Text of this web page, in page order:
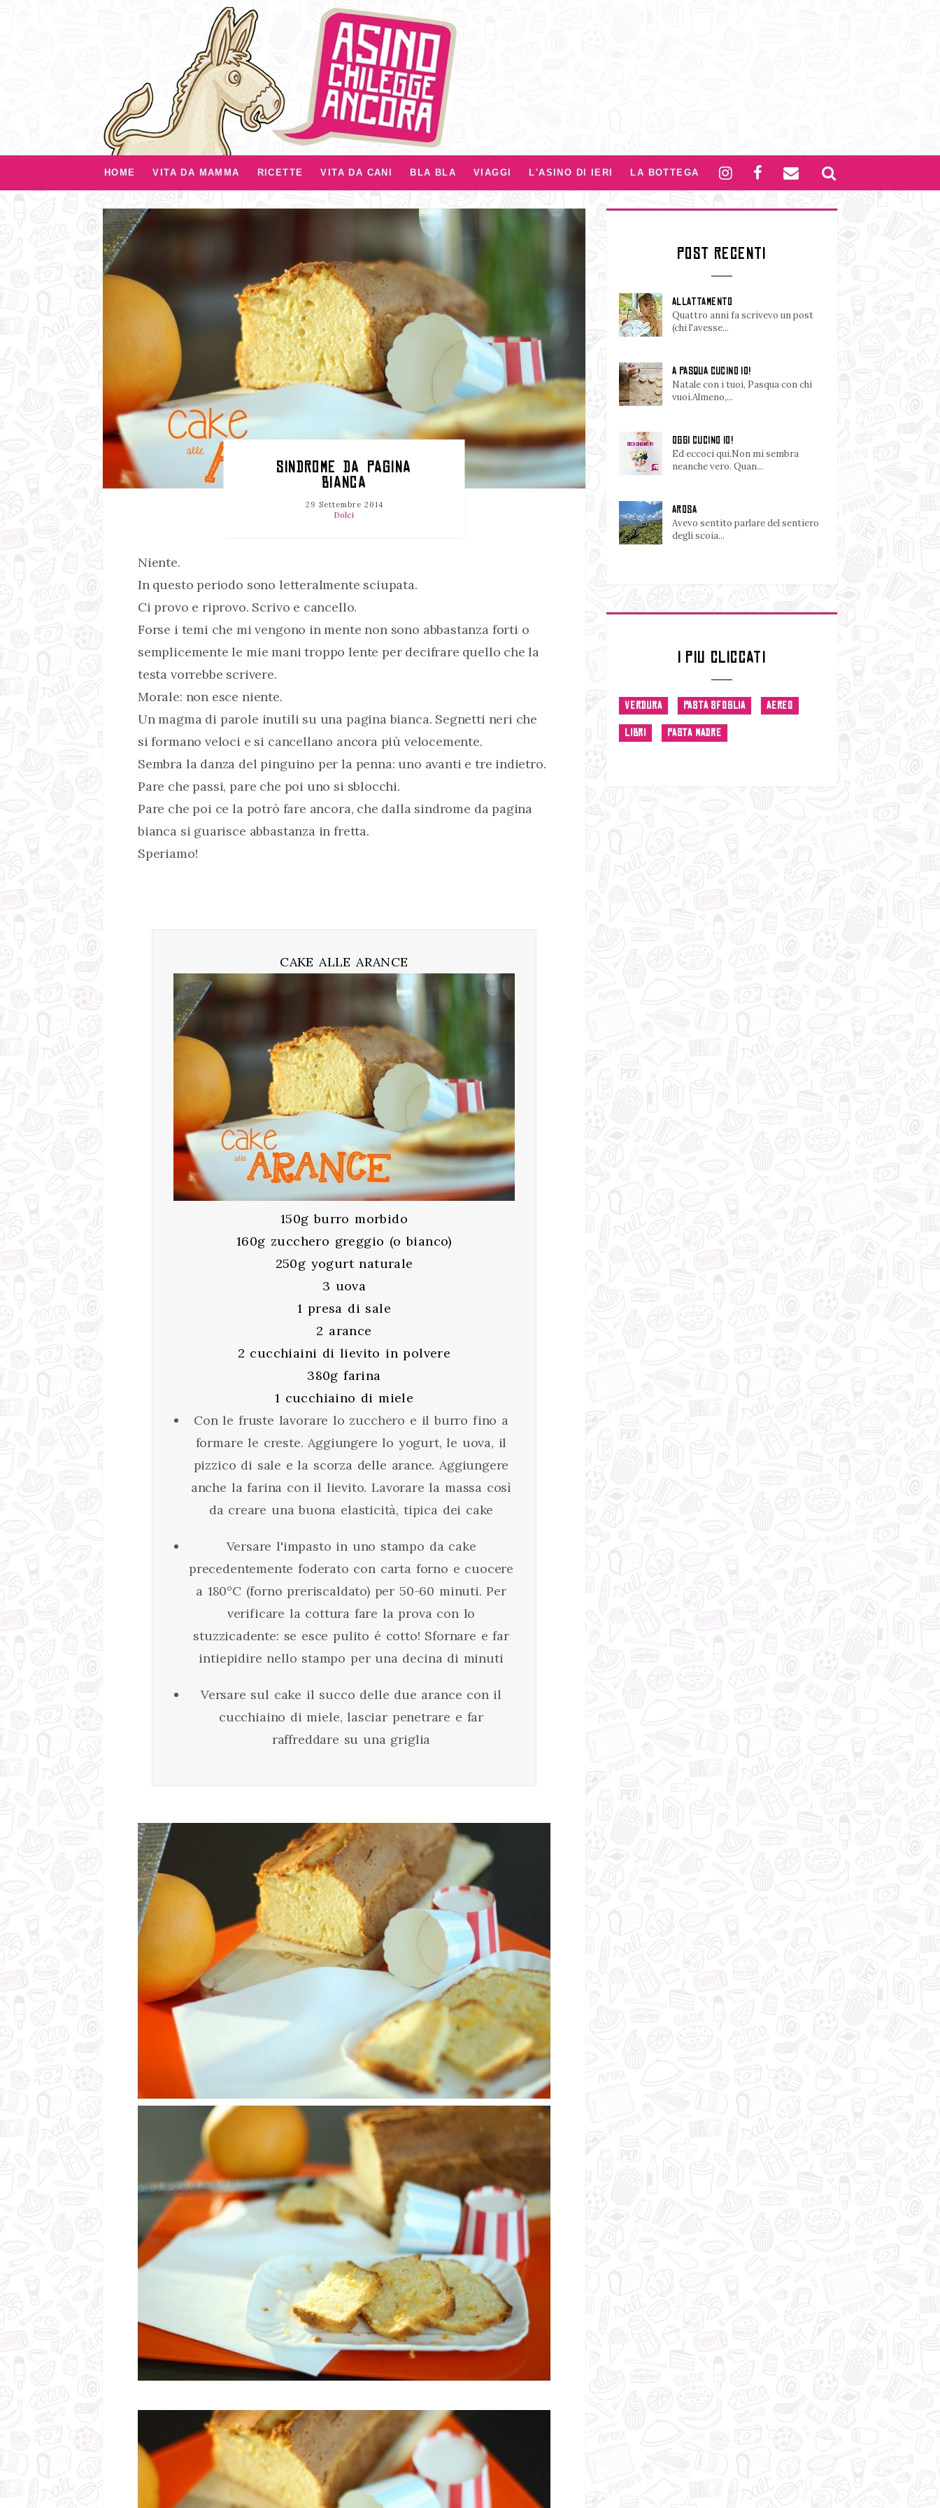
HOME VITA DA MAMMA RICETTE VITA DA CANI BLA BLA VIAGGI L'ASINO DI IERI LA BOTTEGA
SINDROME DA PAGINA
BIANCA
29 Settembre 2014
Dolci
Niente.
In questo periodo sono letteralmente sciupata.
Ci provo e riprovo. Scrivo e cancello.
Forse i temi che mi vengono in mente non sono abbastanza forti o
semplicemente le mie mani troppo lente per decifrare quello che la
testa vorrebbe scrivere.
Morale: non esce niente.
Un magma di parole inutili su una pagina bianca. Segnetti neri che
si formano veloci e si cancellano ancora più velocemente.
Sembra la danza del pinguino per la penna: uno avanti e tre indietro.
Pare che passi, pare che poi uno si sblocchi.
Pare che poi ce la potrò fare ancora, che dalla sindrome da pagina
bianca si guarisce abbastanza in fretta.
Speriamo!
CAKE ALLE ARANCE
150g burro morbido
160g zucchero greggio (o bianco)
250g yogurt naturale
3 uova
1 presa di sale
2 arance
2 cucchiaini di lievito in polvere
380g farina
1 cucchiaino di miele
Con le fruste lavorare lo zucchero e il burro fino a
formare le creste. Aggiungere lo yogurt, le uova, il
pizzico di sale e la scorza delle arance. Aggiungere
anche la farina con il lievito. Lavorare la massa così
da creare una buona elasticità, tipica dei cake
Versare l'impasto in uno stampo da cake
precedentemente foderato con carta forno e cuocere
a 180°C (forno preriscaldato) per 50-60 minuti. Per
verificare la cottura fare la prova con lo
stuzzicadente: se esce pulito é cotto! Sfornare e far
intiepidire nello stampo per una decina di minuti
Versare sul cake il succo delle due arance con il
cucchiaino di miele, lasciar penetrare e far
raffreddare su una griglia
POST RECENTI
ALLATTAMENTO
Quattro anni fa scrivevo un post
(chi l'avesse...
A PASQUA CUCINO IO!
Natale con i tuoi, Pasqua con chi
vuoi.Almeno,...
OGGI CUCINO IO!
Ed eccoci qui.Non mi sembra
neanche vero. Quan...
AROSA
Avevo sentito parlare del sentiero
degli scoia...
I PIU CLICCATI
VERDURA PASTA SFOGLIA AEREO
LIBRI PASTA MADRE